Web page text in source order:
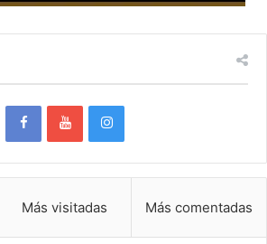
Más visitadas Más comentadas